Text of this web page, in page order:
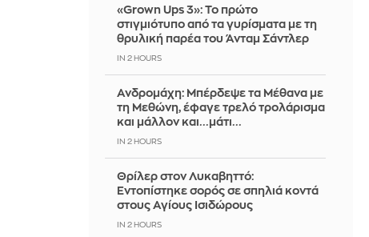
«Grown Ups 3»: Το πρώτο
στιγμιότυπο από τα γυρίσματα με τη
θρυλική παρέα του Άνταμ Σάντλερ
IN 2 HOURS
Ανδρομάχη: Μπέρδεψε τα Μέθανα με
τη Μεθώνη, έφαγε τρελό τρολάρισμα
και μάλλον και...μάτι...
IN 2 HOURS
Θρίλερ στον Λυκαβηττό:
Εντοπίστηκε σορός σε σπηλιά κοντά
στους Αγίους Ισιδώρους
IN 2 HOURS